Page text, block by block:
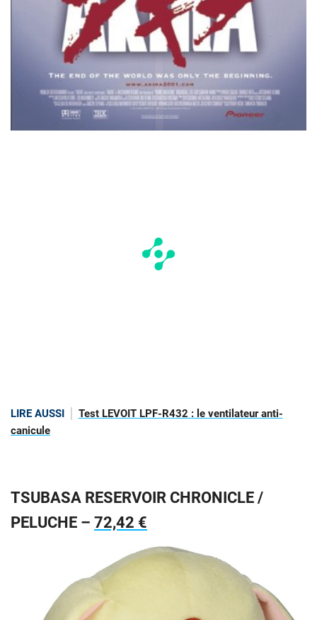
LIRE AUSSI
Test LEVOIT LPF-R432 : le ventilateur anti-
canicule
TSUBASA RESERVOIR CHRONICLE /
PELUCHE – 72,42 €